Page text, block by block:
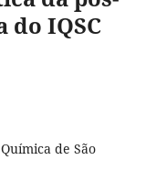
do IQSC
de São